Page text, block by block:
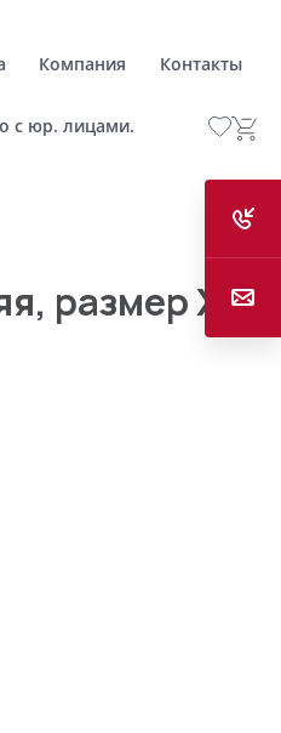
Компания Контакты
с юр. лицами.
размер XS